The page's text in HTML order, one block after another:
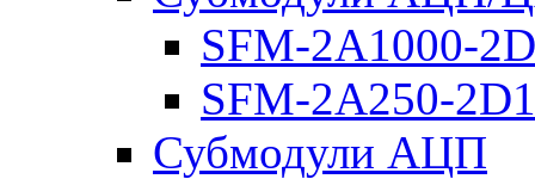
SFM-2A1000-
SFM-2A250-
Субмодули АЦП